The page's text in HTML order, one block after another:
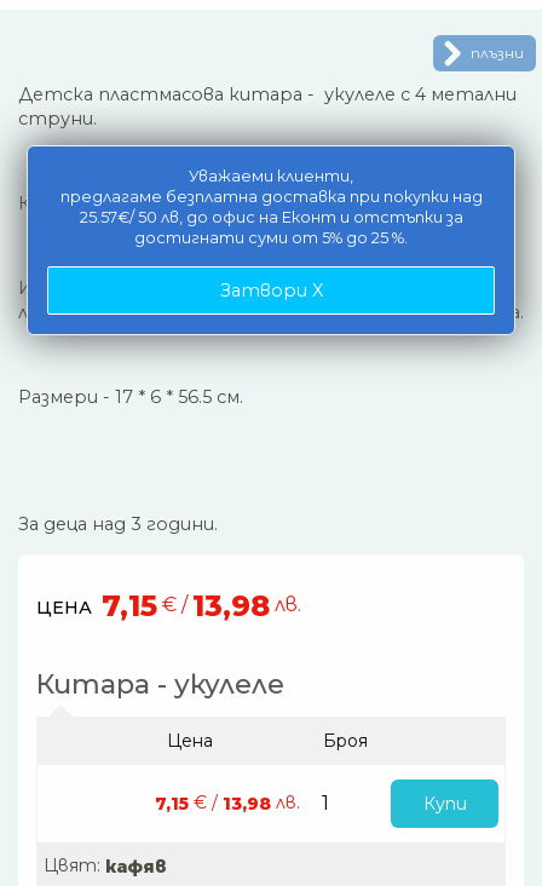
Уважаеми клиенти,
предлагаме безплатна доставка при покупки над
25.57€/ 50 лв, до офис на Еконт и отстъпки за
достигнати суми от 5% до 25 %.
Затвори X
плъзни
Детска пластмасова китара - укулеле с 4 метални
струни.
Комплектът включва перце.
Играта с музикален инструмент развива слуха,
любовта към музиката и координацията око - ръка.
Размери - 17 * 6 * 56.5 см.
За деца над 3 години.
ЦЕНА 7,15 € / 13,98 лв.
Китара - укулеле
Цена Броя
7,15€ / 13,98лв. Купи
Цвят: кафяв